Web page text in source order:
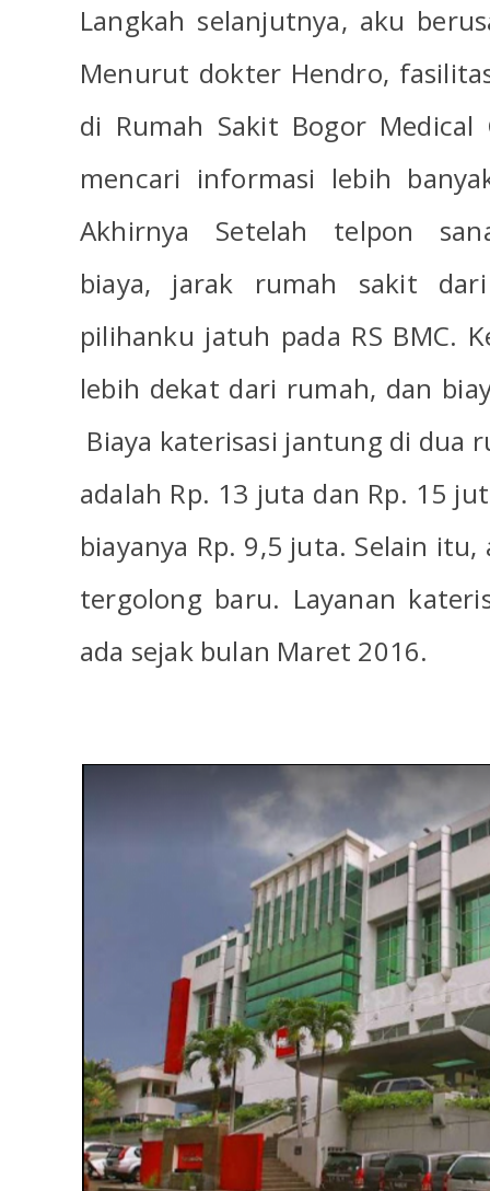
Langkah selanjutnya, aku
Menurut dokter Hendro,
di Rumah Sakit Bogor Medical
mencari informasi lebih
Akhirnya Setelah telpon
biaya, jarak rumah sakit
pilihanku jatuh pada RS BMC.
lebih dekat dari rumah, dan
Biaya katerisasi jantung di dua
adalah Rp. 13 juta dan Rp. 15
biayanya Rp. 9,5 juta. Selain
tergolong baru. Layanan
ada sejak bulan Maret 2016.